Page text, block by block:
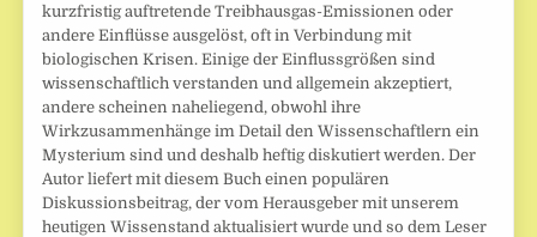
kurzfristig auftretende Treibhausgas-Emissionen oder
andere Einflüsse ausgelöst, oft in Verbindung mit
biologischen Krisen. Einige der Einflussgrößen sind
wissenschaftlich verstanden und allgemein akzeptiert,
andere scheinen naheliegend, obwohl ihre
Wirkzusammenhänge im Detail den Wissenschaftlern ein
Mysterium sind und deshalb heftig diskutiert werden. Der
Autor liefert mit diesem Buch einen populären
Diskussionsbeitrag, der vom Herausgeber mit unserem
heutigen Wissenstand aktualisiert wurde und so dem Leser